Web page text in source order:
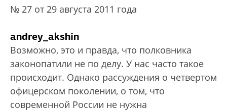
№ 27 от 29 августа 2011 года
andrey_akshin
Возможно, это и правда, что полковника
законопатили не по делу. У нас часто такое
происходит. Однако рассуждения о четвертом
офицерском поколении, о том, что
современной России не нужна